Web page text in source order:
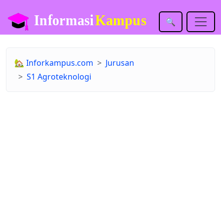
🔍
🏡 Inforkampus.com
Jurusan
S1 Agroteknologi